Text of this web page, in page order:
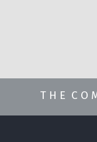
T H E C O